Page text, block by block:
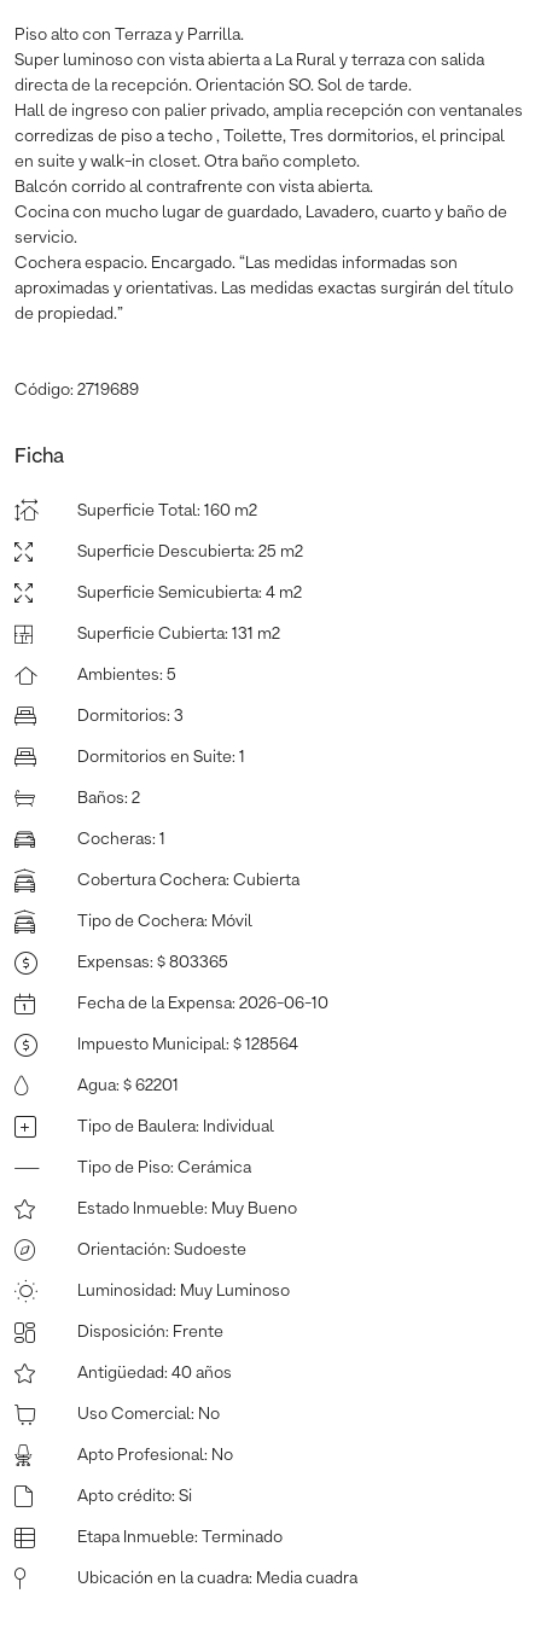
Piso alto con Terraza y Parrilla.
Super luminoso con vista abierta a La Rural y terraza con salida
directa de la recepción. Orientación SO. Sol de tarde.
Hall de ingreso con palier privado, amplia recepción con ventanales
corredizas de piso a techo , Toilette, Tres dormitorios, el principal
en suite y walk-in closet. Otra baño completo.
Balcón corrido al contrafrente con vista abierta.
Cocina con mucho lugar de guardado, Lavadero, cuarto y baño de
servicio.
Cochera espacio. Encargado. “Las medidas informadas son
aproximadas y orientativas. Las medidas exactas surgirán del título
de propiedad.”
Código: 2719689
Ficha
Superficie Total : 160 m2
Superficie Descubierta: 25 m2
Superficie Semicubierta: 4 m2
Superficie Cubierta: 131 m2
Ambientes: 5
Dormitorios: 3
Dormitorios en Suite: 1
Baños: 2
Cocheras: 1
Cobertura Cochera: Cubierta
Tipo de Cochera: Móvil
Expensas: $ 803365
Fecha de la Expensa: 2026-06-10
Impuesto Municipal : $ 128564
Agua: $ 62201
Tipo de Baulera: Individual
Tipo de Piso: Cerámica
Estado Inmueble: Muy Bueno
Orientación: Sudoeste
Luminosidad: Muy Luminoso
Disposición: Frente
Antigüedad: 40 años
Uso Comercial : No
Apto Profesional : No
Apto crédito: Si
Etapa Inmueble: Terminado
Ubicación en la cuadra: Media cuadra